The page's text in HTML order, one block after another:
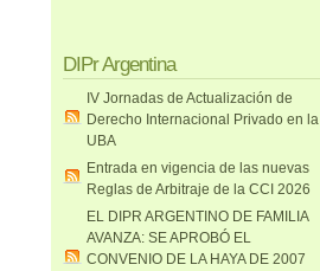
DIPr Argentina
IV Jornadas de Actualización de
Derecho Internacional Privado en la
UBA
Entrada en vigencia de las nuevas
Reglas de Arbitraje de la CCI 2026
EL DIPR ARGENTINO DE FAMILIA
AVANZA: SE APROBÓ EL
CONVENIO DE LA HAYA DE 2007